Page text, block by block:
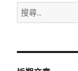
搜
尋
鍵